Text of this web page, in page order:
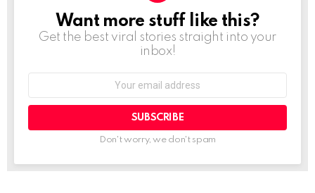
NEWSLETTER
Want more stuff like this?
Get the best viral stories straight into your
inbox!
Don't worry, we don't spam